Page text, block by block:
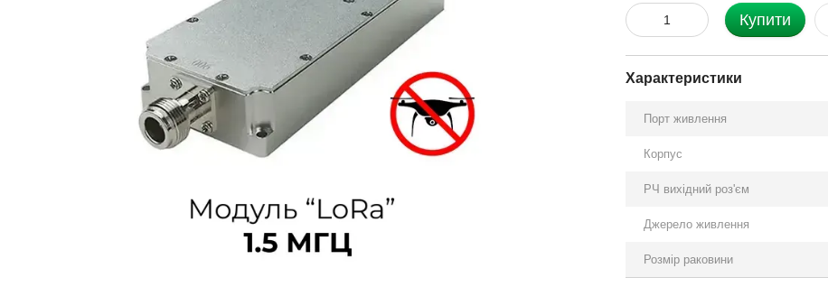
Купити
Характеристики
Порт живлення
Корпус
РЧ вихідний роз'єм
Джерело живлення
Розмір раковини